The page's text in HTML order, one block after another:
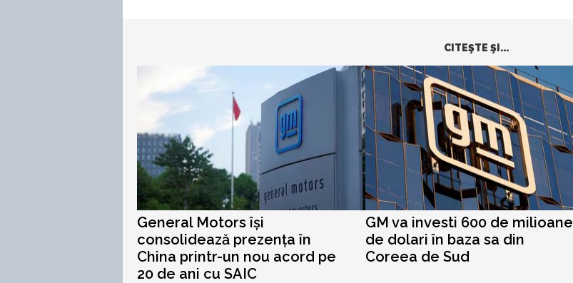
CITEŞTE ŞI...
General Motors își
consolidează prezența în
China printr-un nou acord pe
20 de ani cu SAIC
GM va investi 600 de milioane
de dolari în baza sa din
Coreea de Sud